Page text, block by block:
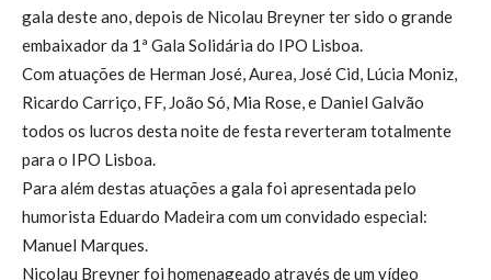
gala deste ano, depois de Nicolau Breyner ter sido o grande
embaixador da 1ª Gala Solidária do IPO Lisboa.
Com atuações de Herman José, Aurea, José Cid, Lúcia Moniz,
Ricardo Carriço, FF, João Só, Mia Rose, e Daniel Galvão
todos os lucros desta noite de festa reverteram totalmente
para o IPO Lisboa.
Para além destas atuações a gala foi apresentada pelo
humorista Eduardo Madeira com um convidado especial:
Manuel Marques.
Nicolau Breyner foi homenageado através de um vídeo